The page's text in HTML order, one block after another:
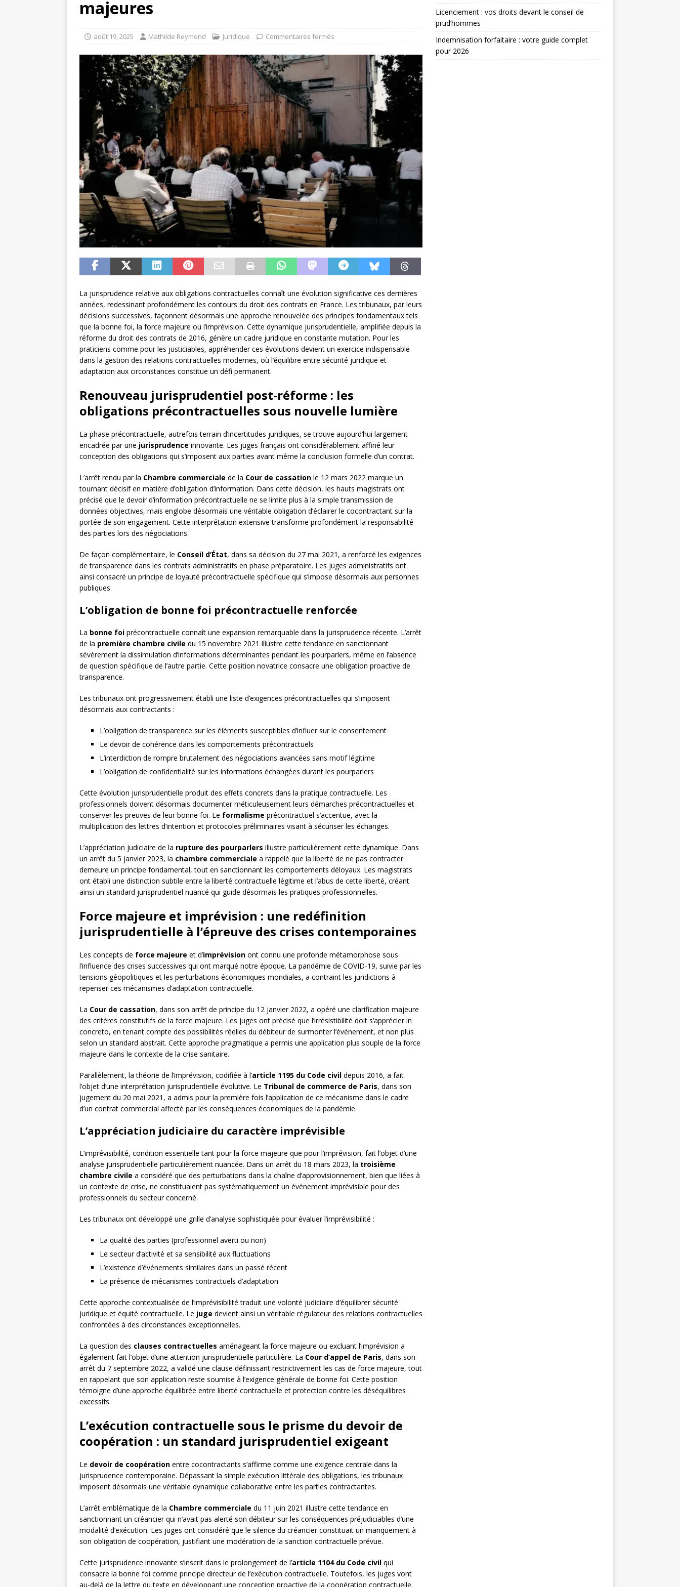
majeures
août 19, 2025 Mathilde Reymond Juridique Commentaires fermés
La jurisprudence relative aux obligations contractuelles connaît une évolution significative ces dernières
années, redessinant profondément les contours du droit des contrats en France. Les tribunaux, par leurs
décisions successives, façonnent désormais une approche renouvelée des principes fondamentaux tels
que la bonne foi, la force majeure ou l’imprévision. Cette dynamique jurisprudentielle, amplifiée depuis la
réforme du droit des contrats de 2016, génère un cadre juridique en constante mutation. Pour les
praticiens comme pour les justiciables, appréhender ces évolutions devient un exercice indispensable
dans la gestion des relations contractuelles modernes, où l’équilibre entre sécurité juridique et
adaptation aux circonstances constitue un défi permanent.
Renouveau jurisprudentiel post-réforme : les
obligations précontractuelles sous nouvelle lumière
La phase précontractuelle, autrefois terrain d’incertitudes juridiques, se trouve aujourd’hui largement
encadrée par une jurisprudence innovante. Les juges français ont considérablement affiné leur
conception des obligations qui s’imposent aux parties avant même la conclusion formelle d’un contrat.
L’arrêt rendu par la Chambre commerciale de la Cour de cassation le 12 mars 2022 marque un
tournant décisif en matière d’obligation d’information. Dans cette décision, les hauts magistrats ont
précisé que le devoir d’information précontractuelle ne se limite plus à la simple transmission de
données objectives, mais englobe désormais une véritable obligation d’éclairer le cocontractant sur la
portée de son engagement. Cette interprétation extensive transforme profondément la responsabilité
des parties lors des négociations.
De façon complémentaire, le Conseil d’État, dans sa décision du 27 mai 2021, a renforcé les exigences
de transparence dans les contrats administratifs en phase préparatoire. Les juges administratifs ont
ainsi consacré un principe de loyauté précontractuelle spécifique qui s’impose désormais aux personnes
publiques.
L’obligation de bonne foi précontractuelle renforcée
La bonne foi précontractuelle connaît une expansion remarquable dans la jurisprudence récente. L’arrêt
de la première chambre civile du 15 novembre 2021 illustre cette tendance en sanctionnant
sévèrement la dissimulation d’informations déterminantes pendant les pourparlers, même en l’absence
de question spécifique de l’autre partie. Cette position novatrice consacre une obligation proactive de
transparence.
Les tribunaux ont progressivement établi une liste d’exigences précontractuelles qui s’imposent
désormais aux contractants :
L’obligation de transparence sur les éléments susceptibles d’influer sur le consentement
Le devoir de cohérence dans les comportements précontractuels
L’interdiction de rompre brutalement des négociations avancées sans motif légitime
L’obligation de confidentialité sur les informations échangées durant les pourparlers
Cette évolution jurisprudentielle produit des effets concrets dans la pratique contractuelle. Les
professionnels doivent désormais documenter méticuleusement leurs démarches précontractuelles et
conserver les preuves de leur bonne foi. Le formalisme précontractuel s’accentue, avec la
multiplication des lettres d’intention et protocoles préliminaires visant à sécuriser les échanges.
L’appréciation judiciaire de la rupture des pourparlers illustre particulièrement cette dynamique. Dans
un arrêt du 5 janvier 2023, la chambre commerciale a rappelé que la liberté de ne pas contracter
demeure un principe fondamental, tout en sanctionnant les comportements déloyaux. Les magistrats
ont établi une distinction subtile entre la liberté contractuelle légitime et l’abus de cette liberté, créant
ainsi un standard jurisprudentiel nuancé qui guide désormais les pratiques professionnelles.
Force majeure et imprévision : une redéfinition
jurisprudentielle à l’épreuve des crises contemporaines
Les concepts de force majeure et d’imprévision ont connu une profonde métamorphose sous
l’influence des crises successives qui ont marqué notre époque. La pandémie de COVID-19, suivie par les
tensions géopolitiques et les perturbations économiques mondiales, a contraint les juridictions à
repenser ces mécanismes d’adaptation contractuelle.
La Cour de cassation, dans son arrêt de principe du 12 janvier 2022, a opéré une clarification majeure
des critères constitutifs de la force majeure. Les juges ont précisé que l’irrésistibilité doit s’apprécier in
concreto, en tenant compte des possibilités réelles du débiteur de surmonter l’événement, et non plus
selon un standard abstrait. Cette approche pragmatique a permis une application plus souple de la force
majeure dans le contexte de la crise sanitaire.
Parallèlement, la théorie de l’imprévision, codifiée à l’article 1195 du Code civil depuis 2016, a fait
l’objet d’une interprétation jurisprudentielle évolutive. Le Tribunal de commerce de Paris, dans son
jugement du 20 mai 2021, a admis pour la première fois l’application de ce mécanisme dans le cadre
d’un contrat commercial affecté par les conséquences économiques de la pandémie.
L’appréciation judiciaire du caractère imprévisible
L’imprévisibilité, condition essentielle tant pour la force majeure que pour l’imprévision, fait l’objet d’une
analyse jurisprudentielle particulièrement nuancée. Dans un arrêt du 18 mars 2023, la troisième
chambre civile a considéré que des perturbations dans la chaîne d’approvisionnement, bien que liées à
un contexte de crise, ne constituaient pas systématiquement un événement imprévisible pour des
professionnels du secteur concerné.
Les tribunaux ont développé une grille d’analyse sophistiquée pour évaluer l’imprévisibilité :
La qualité des parties (professionnel averti ou non)
Le secteur d’activité et sa sensibilité aux fluctuations
L’existence d’événements similaires dans un passé récent
La présence de mécanismes contractuels d’adaptation
Cette approche contextualisée de l’imprévisibilité traduit une volonté judiciaire d’équilibrer sécurité
juridique et équité contractuelle. Le juge devient ainsi un véritable régulateur des relations contractuelles
confrontées à des circonstances exceptionnelles.
La question des clauses contractuelles aménageant la force majeure ou excluant l’imprévision a
également fait l’objet d’une attention jurisprudentielle particulière. La Cour d’appel de Paris, dans son
arrêt du 7 septembre 2022, a validé une clause définissant restrictivement les cas de force majeure, tout
en rappelant que son application reste soumise à l’exigence générale de bonne foi. Cette position
témoigne d’une approche équilibrée entre liberté contractuelle et protection contre les déséquilibres
excessifs.
L’exécution contractuelle sous le prisme du devoir de
coopération : un standard jurisprudentiel exigeant
Le devoir de coopération entre cocontractants s’affirme comme une exigence centrale dans la
jurisprudence contemporaine. Dépassant la simple exécution littérale des obligations, les tribunaux
imposent désormais une véritable dynamique collaborative entre les parties contractantes.
L’arrêt emblématique de la Chambre commerciale du 11 juin 2021 illustre cette tendance en
sanctionnant un créancier qui n’avait pas alerté son débiteur sur les conséquences préjudiciables d’une
modalité d’exécution. Les juges ont considéré que le silence du créancier constituait un manquement à
son obligation de coopération, justifiant une modération de la sanction contractuelle prévue.
Cette jurisprudence innovante s’inscrit dans le prolongement de l’article 1104 du Code civil qui
consacre la bonne foi comme principe directeur de l’exécution contractuelle. Toutefois, les juges vont
au-delà de la lettre du texte en développant une conception proactive de la coopération contractuelle.
Licenciement : vos droits devant le conseil de
prud’hommes
Indemnisation forfaitaire : votre guide complet
pour 2026